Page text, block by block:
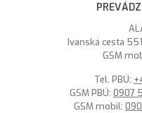
Ivanská cesta
GSM
Tel. PBÚ:
GSM PBÚ: 0907
GSM mobil: